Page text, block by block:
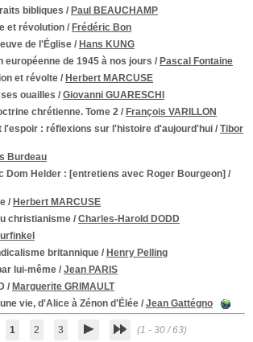
bibliques / Paul BEAUCHAMP
et révolution / Frédéric Bon
de l'Église / Hans KUNG
européenne de 1945 à nos jours / Pascal Fontaine
et révolte / Herbert MARCUSE
ouailles / Giovanni GUARESCHI
chrétienne. Tome 2 / François VARILLON
l'espoir : réflexions sur l'histoire d'aujourd'hui / Tibor
Burdeau
Dom Helder : [entretiens avec Roger Bourgeon] /
/ Herbert MARCUSE
christianisme / Charles-Harold DODD
britannique / Henry Pelling
lui-même / Jean PARIS
/ Marguerite GRIMAULT
vie, d'Alice à Zénon d'Élée / Jean Gattégno
1 2 3 (1 - 30 / 63)